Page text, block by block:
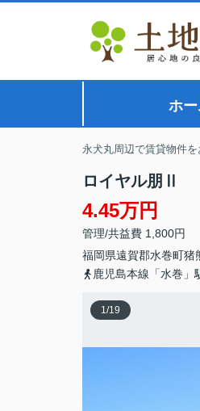
ホ
永犬丸周辺で賃貸物件
ロイヤル朋Ⅱ
4.45万円
管理/共益費 1,800円
福岡県遠賀郡水巻町猪
鹿児島本線「水巻」
1/19